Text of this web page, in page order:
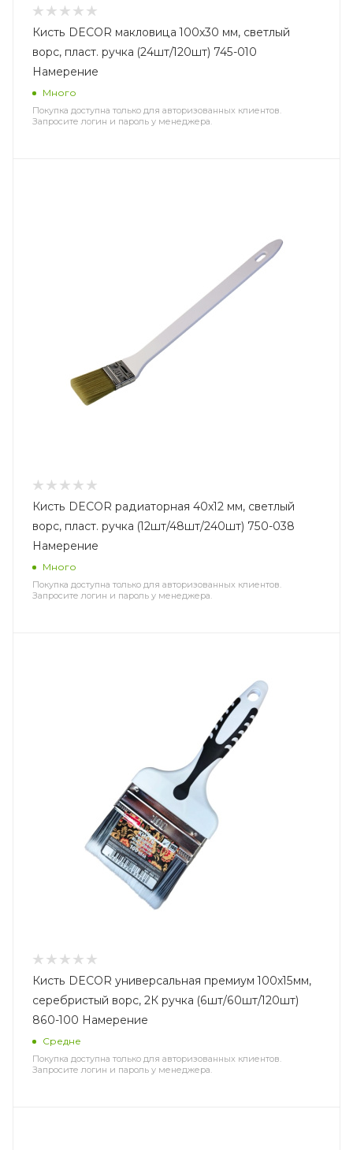
Кисть DECOR макловица 100х30 мм, светлый
ворс, пласт. ручка (24шт/120шт) 745-010
Намерение
Много
Покупка доступна только для авторизованных клиентов.
Запросите логин и пароль у менеджера.
Кисть DECOR радиаторная 40х12 мм, светлый
ворс, пласт. ручка (12шт/48шт/240шт) 750-038
Намерение
Много
Покупка доступна только для авторизованных клиентов.
Запросите логин и пароль у менеджера.
Кисть DECOR универсальная премиум 100х15мм,
серебристый ворс, 2К ручка (6шт/60шт/120шт)
860-100 Намерение
Средне
Покупка доступна только для авторизованных клиентов.
Запросите логин и пароль у менеджера.